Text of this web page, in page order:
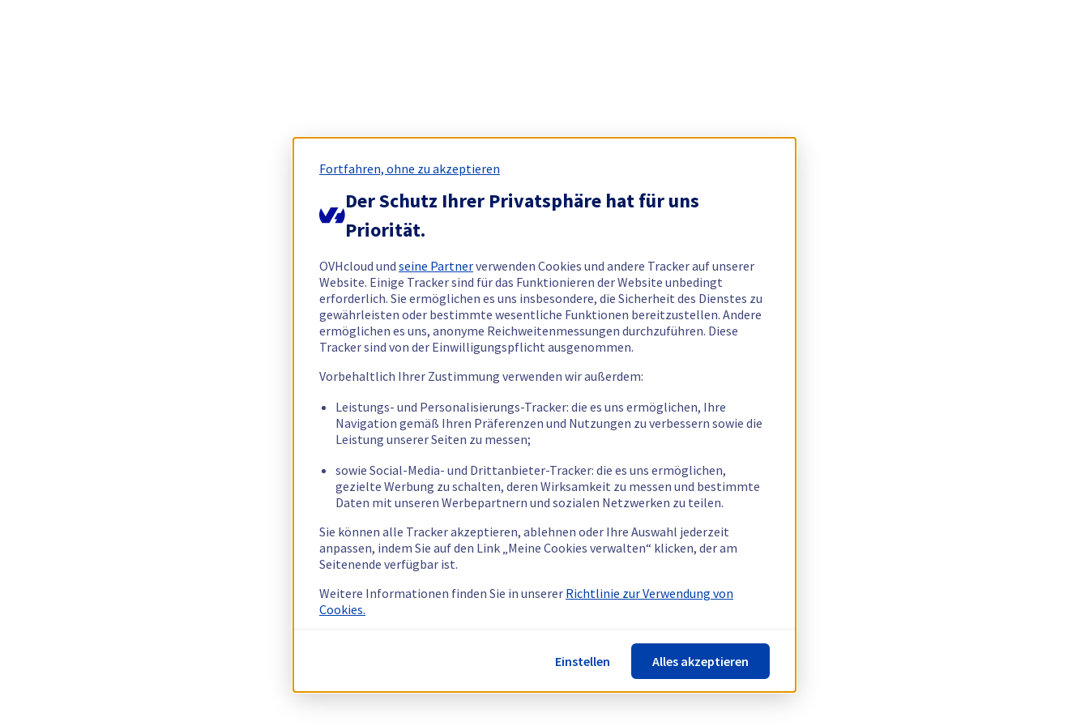
Fortfahren, ohne zu akzeptieren
Der Schutz Ihrer Privatsphäre hat für uns
Priorität.
OVHcloud und seine Partnerverwenden Cookies und andere Tracker auf unserer
Website. Einige Tracker sind für das Funktionieren der Website unbedingt
erforderlich. Sie ermöglichen es uns insbesondere, die Sicherheit des Dienstes zu
gewährleisten oder bestimmte wesentliche Funktionen bereitzustellen. Andere
ermöglichen es uns, anonyme Reichweitenmessungen durchzuführen. Diese
Tracker sind von der Einwilligungspflicht ausgenommen.
Vorbehaltlich Ihrer Zustimmung verwenden wir außerdem:
Leistungs- und Personalisierungs-Tracker: die es uns ermöglichen, Ihre
Navigation gemäß Ihren Präferenzen und Nutzungen zu verbessern sowie die
Leistung unserer Seiten zu messen;
sowie Social-Media- und Drittanbieter-Tracker: die es uns ermöglichen,
gezielte Werbung zu schalten, deren Wirksamkeit zu messen und bestimmte
Daten mit unseren Werbepartnern und sozialen Netzwerken zu teilen.
Sie können alle Tracker akzeptieren, ablehnen oder Ihre Auswahl jederzeit
anpassen, indem Sie auf den Link „Meine Cookies verwalten“ klicken, der am
Seitenende verfügbar ist.
Weitere Informationen finden Sie in unserer Richtlinie zur Verwendung von
Cookies.
Einstellen Alles akzeptieren